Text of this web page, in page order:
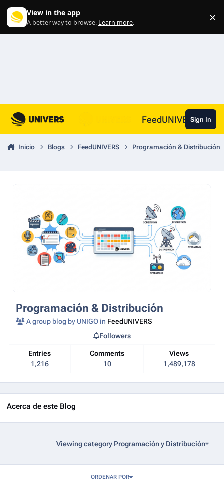
View in the app
A better way to browse. Learn more. ×
FeedUNIVERSSign In
Inicio Blogs FeedUNIVERS Programación & Distribución
Programación & Distribución
A group blog by UNIGO in FeedUNIVERS
Entries
1,216
Comments
10
Views
1,489,178
Followers
Acerca de este Blog
Viewing category Programación y Distribución
ORDENAR POR